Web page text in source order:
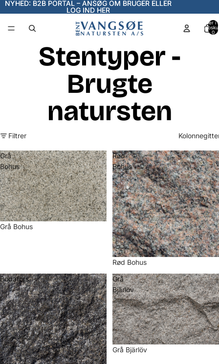
NYHED: B2B PORTAL – ANSØG OM BRUGER ELLER
LOG IND HER
NYHED: B2B PORTAL – ANSØG OM BRUGER ELLER
LOG IND HER
Varer i
0
Stentyper -
Brugte
natursten
Filtrer
Grå
Bohus
Grå Bohus
Rød
Bohus
Rød Bohus
Bodafors
Grå
Bjärlöv
Grå Bjärlöv